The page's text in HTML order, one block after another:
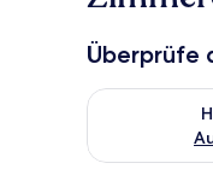
Überprüfe
Überprüfe die